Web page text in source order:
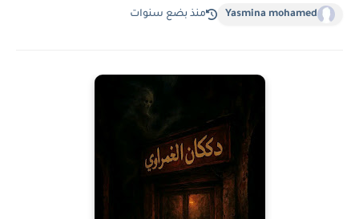
Yasmina mohamed منذ بضع سنوات